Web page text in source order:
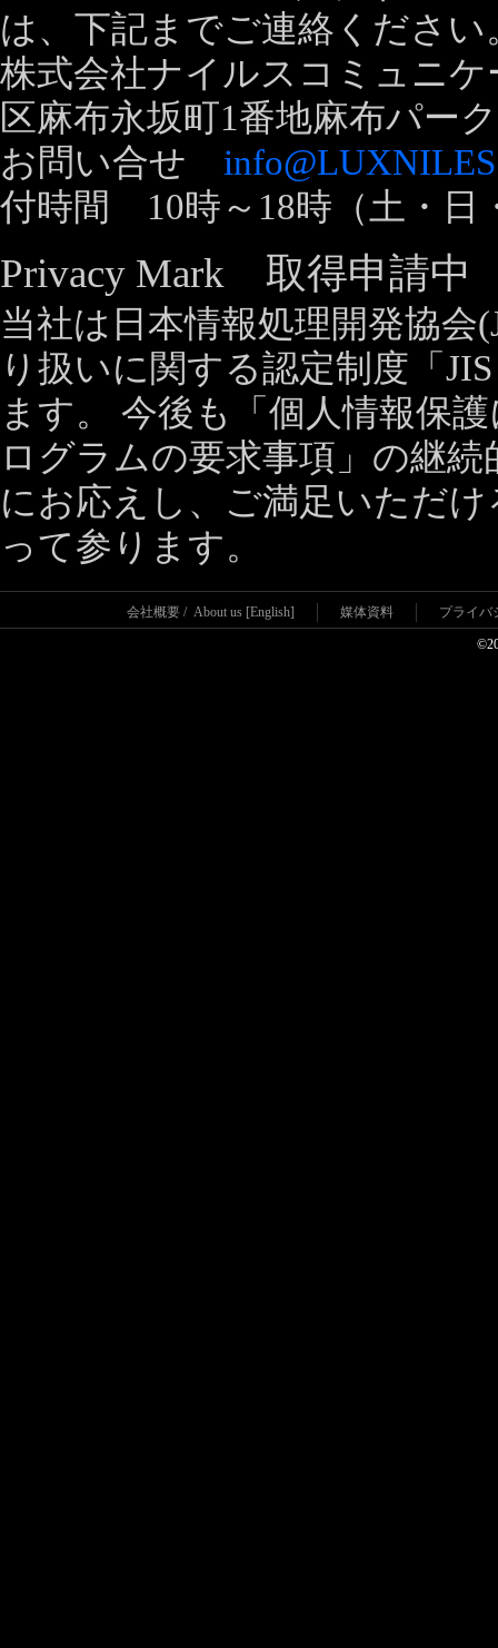
は、下記までご連絡ください
株式会社ナイルスコミュニケ
区麻布永坂町1番地麻布パー
お問い合せ
付時間 10時～18時（土・日
Privacy Mark 取得申請中
当社は日本情報処理開発協会
り扱いに関する認定制度「
ます。 今後も「個人情報保
ログラムの要求事項」の継
にお応えし、ご満足いただ
って参ります。
会社概要 / About us [English] 媒体資料 プライバ